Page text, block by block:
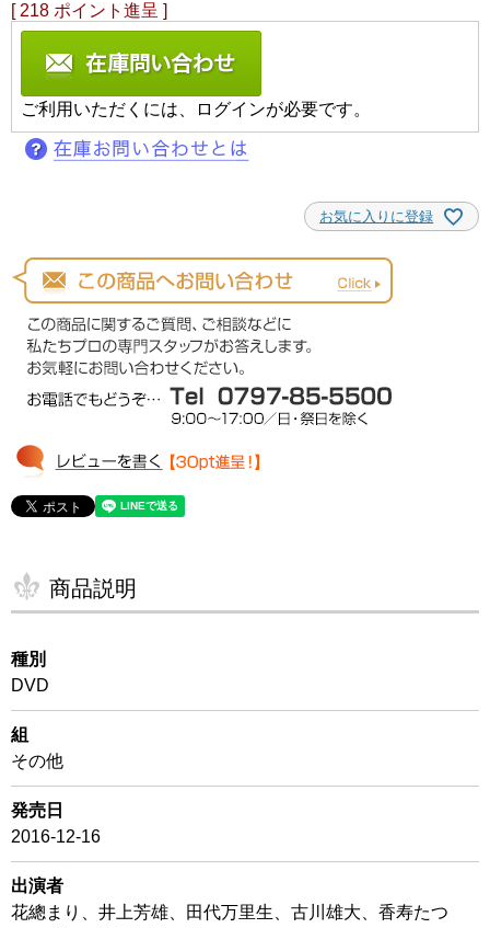
[ 218 ポイント進呈 ]
ご利用いただくには、ログインが必要です。
お気に入りに登録
商品説明
種別
DVD
組
その他
発売日
2016-12-16
出演者
花總まり、井上芳雄、田代万里生、古川雄大、香寿たつ